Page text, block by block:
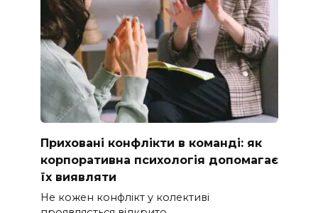
Приховані конфлікти в команді: як
корпоративна психологія допомагає
їх виявляти
Не кожен конфлікт у колективі